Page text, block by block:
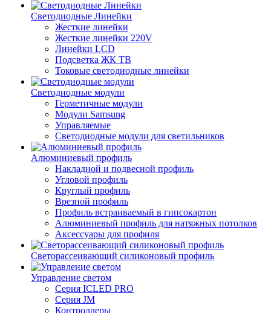
Светодиодные Линейки
Жесткие линейки
Жесткие линейки 220V
Линейки LCD
Подсветка ЖК ТВ
Токовые светодиодные линейки
Светодиодные модули
Герметичные модули
Модули Samsung
Управляемые
Светодиодные модули для светильников
Алюминиевый профиль
Накладной и подвесной профиль
Угловой профиль
Круглый профиль
Врезной профиль
Профиль встраиваемый в гипсокартон
Алюминиевый профиль для натяжных потолков
Аксессуары для профиля
Светорассеивающий силиконовый профиль
Управление светом
Серия ICLED PRO
Серия JM
Контроллеры